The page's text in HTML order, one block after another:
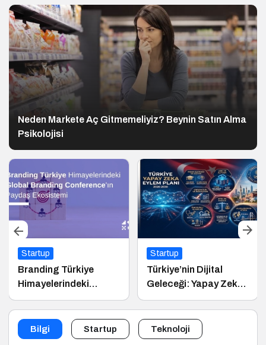
Olmaya Hazırlanıyor
Neden Markete Aç Gitmemeliyiz? Beynin Satın Alma
Psikolojisi
Startup
Branding Türkiye
Himayelerindeki
Global Branding
Conference’ın Paydaş
Ekosistemi
Startup
Türkiye’nin Dijital
Geleceği: Yapay Zeka
Çağında “BİLGE”
Hamlesi
Bilgi Startup Teknoloji